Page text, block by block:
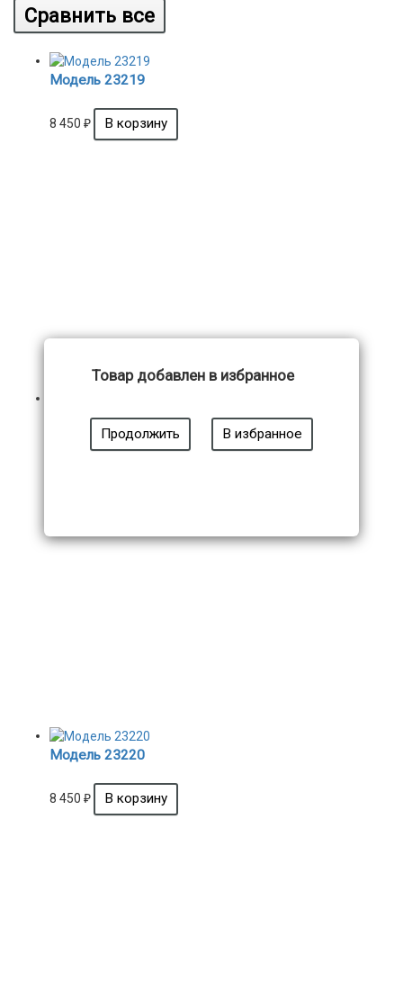
Модель 23219
8 450 ₽
Модель 23219
Модель 23220
8 450 ₽
Товар добавлен в избранное
Продолжить В избранное